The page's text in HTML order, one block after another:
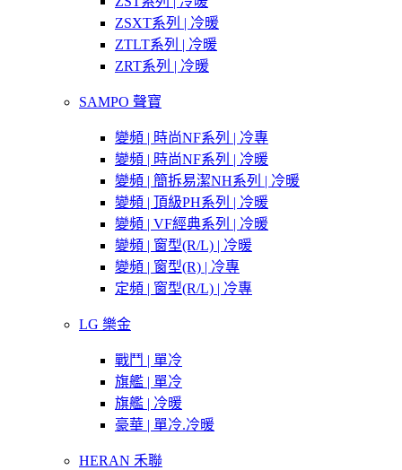
ZSXT系列 | 冷暖
ZTLT系列 | 冷暖
ZRT系列 | 冷暖
SAMPO 聲寶
變頻 | 時尚NF系列 | 冷專
變頻 | 時尚NF系列 | 冷暖
變頻 | 簡拆易潔NH系列 | 冷暖
變頻 | 頂級PH系列 | 冷暖
變頻 | VF經典系列 | 冷暖
變頻 | 窗型(R/L) | 冷暖
變頻 | 窗型(R) | 冷專
定頻 | 窗型(R/L) | 冷專
LG 樂金
戰鬥 | 單冷
旗艦 | 單冷
旗艦 | 冷暖
豪華 | 單冷.冷暖
HERAN 禾聯